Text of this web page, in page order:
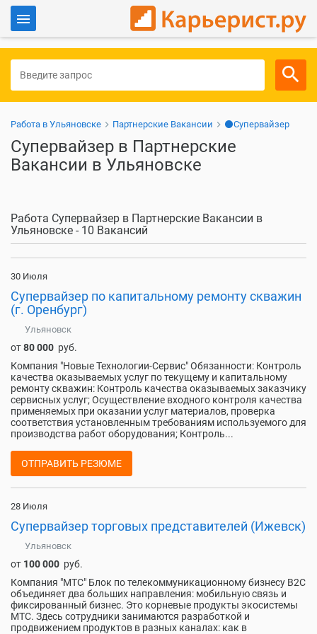
Для работодателей
Работа в Ульяновске Партнерские Вакансии ⚫Супервайзер
Супервайзер в Партнерские
Вакансии в Ульяновске
Работа Супервайзер в Партнерские Вакансии в
Ульяновске - 10 Вакансий
30 Июля
Супервайзер по капитальному ремонту скважин
(г. Оренбург)
Ульяновск
от80 000 руб.
Компания "Новые Технологии-Сервис" Обязанности: Контроль
качества оказываемых услуг по текущему и капитальному
ремонту скважин: Контроль качества оказываемых заказчику
сервисных услуг; Осуществление входного контроля качества
применяемых при оказании услуг материалов, проверка
соответствия установленным требованиям используемого для
производства работ оборудования; Контроль...
ОТПРАВИТЬ РЕЗЮМЕ
28 Июля
Супервайзер торговых представителей (Ижевск)
Ульяновск
от 100 000 руб.
Компания "МТС" Блок по телекоммуникационному бизнесу B2C
объединяет два больших направления: мобильную связь и
фиксированный бизнес. Это корневые продукты экосистемы
МТС. Здесь сотрудники занимаются разработкой и
продвижением продуктов в разных каналах: как в